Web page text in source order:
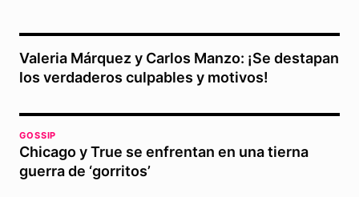
Valeria Márquez y Carlos Manzo: ¡Se destapan
los verdaderos culpables y motivos!
GOSSIP
Chicago y True se enfrentan en una tierna
guerra de ‘gorritos’